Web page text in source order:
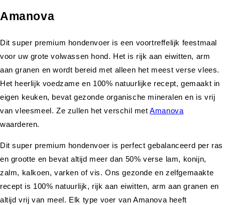
Amanova
Dit super premium hondenvoer is een voortreffelijk feestmaal
voor uw grote volwassen hond. Het is rijk aan eiwitten, arm
aan granen en wordt bereid met alleen het meest verse vlees.
Het heerlijk voedzame en 100% natuurlijke recept, gemaakt in
eigen keuken, bevat gezonde organische mineralen en is vrij
van vleesmeel. Ze zullen het verschil metAmanova
waarderen.
Dit super premium hondenvoer is perfect gebalanceerd per ras
en grootte en bevat altijd meer dan 50% verse lam, konijn,
zalm, kalkoen, varken of vis. Ons gezonde en zelfgemaakte
recept is 100% natuurlijk, rijk aan eiwitten, arm aan granen en
altijd vrij van meel. Elk type voer van Amanova heeft